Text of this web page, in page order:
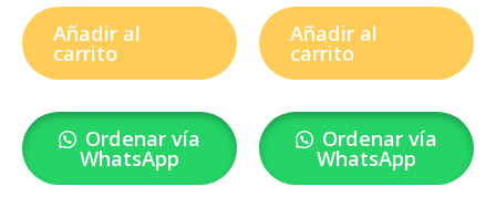
Añadir al
carrito
Ordenar vía
WhatsApp
Añadir al
carrito
Ordenar vía
WhatsApp